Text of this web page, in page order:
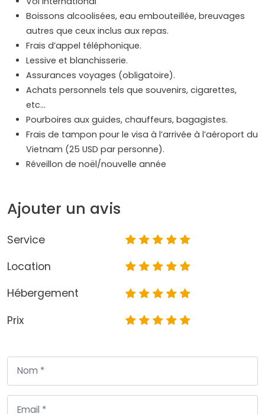
Boissons alcoolisées, eau embouteillée, breuvages
autres que ceux inclus aux repas.
Frais d’appel téléphonique.
Lessive et blanchisserie.
Assurances voyages (obligatoire).
Achats personnels tels que souvenirs, cigarettes,
etc…
Pourboires aux guides, chauffeurs, bagagistes.
Frais de tampon pour le visa à l’arrivée à l’aéroport du
Vietnam (25 USD par personne).
Réveillon de noël/nouvelle année
Ajouter un avis
Service
Location
Hébergement
Prix